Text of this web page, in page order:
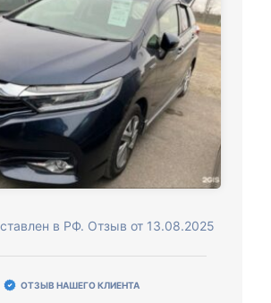
в РФ. Отзыв от 13.08.2025
ОТЗЫВ НАШЕГО КЛИЕНТА